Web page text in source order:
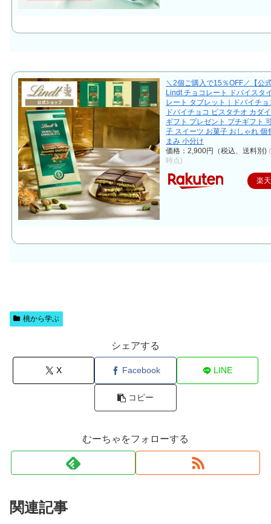
＼2個ご購入で15％OFF／【公
Lindt チョコレート ドバイスタ
レート タブレット｜ドバイチ
ドバイチョコ ピスタチオ カダ
ギフト プレゼント プチギフト
子 スイーツ お菓子 おしゃれ 個
まみ 小分け
価格：2,900円（税込、送料別)
時点)
楽
桃から学ぶ
シェアする
X Facebook LINE
コピー
むーちゃをフォローする
関連記事